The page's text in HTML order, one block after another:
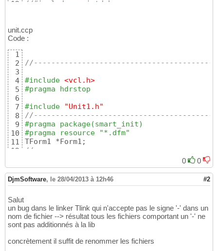
12
15
16
17
18
19
20
21
22
23
24
25
26
27
28
//#include <unistd.h>
#include
#include
{
	TButton *Button1;
void __fastcall Button1Click
public
: // Déclarations utilisateur
	__fastcall TForm1
( TComponent* Owner
}
extern
unit.ccp
Code :
1
2
3
4
5
6
7
8
9
10
11
12
14
15
16
18
19
20
21
22
#include <vcl.h>
#pragma hdrstop
#include "Unit1.h"
#pragma package(smart_init)
#pragma resource "*.dfm"
TComponent* Owner
	: TForm
(Owner)
{
void __fastcall TForm1::Button1Click (
{
unsigned
int short
0 0
DjmSoftware, le 28/04/2013 à 12h46 #2
Salut
un bug dans le linker Tlink qui n'accepte pas le signe '-' dans un
nom de fichier --> résultat tous les fichiers comportant un '-' ne
sont pas additionnés à la lib
concrètement il suffit de renommer les fichiers